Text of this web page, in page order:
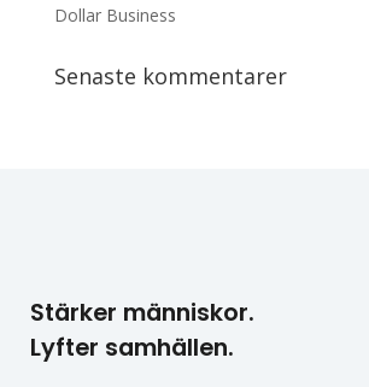
Dollar Business
Senaste kommentarer
Stärker människor.
Lyfter samhällen.